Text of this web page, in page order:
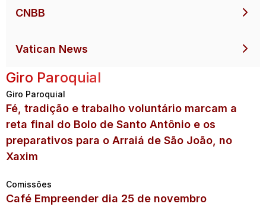
CNBB
Vatican News
Giro Paroquial
Giro Paroquial
Fé, tradição e trabalho voluntário marcam a
reta final do Bolo de Santo Antônio e os
preparativos para o Arraiá de São João, no
Xaxim
Comissões
Café Empreender dia 25 de novembro